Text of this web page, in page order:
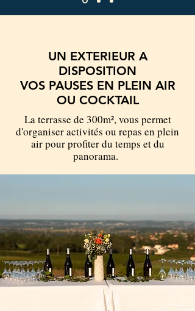
UN EXTERIEUR A
DISPOSITION
VOS PAUSES EN PLEIN AIR
OU COCKTAIL
La terrasse de 300m², vous permet
d'organiser activités ou repas en plein
air pour profiter du temps et du
panorama.